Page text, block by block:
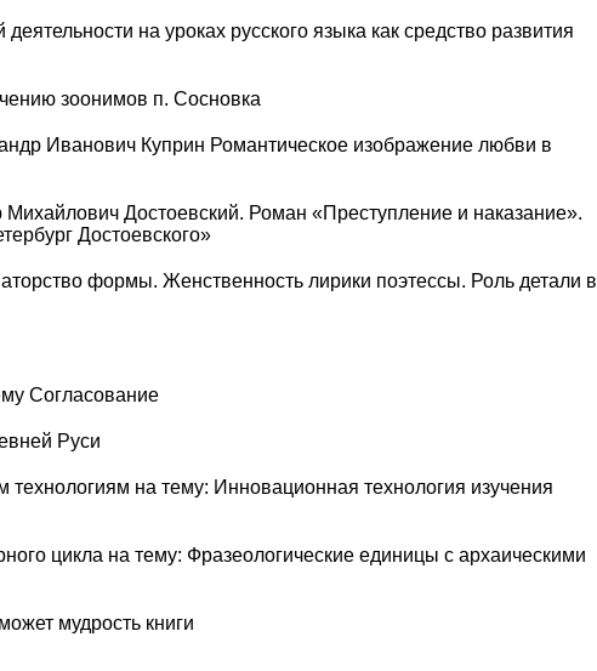
на уроках русского языка как средство развития
зоонимов п. Сосновка
Иванович Куприн Романтическое изображение любви в
Михайлович Достоевский. Роман «Преступление и наказание».
Достоевского»
формы. Женственность лирики поэтессы. Роль детали в
Согласование
Руси
на тему: Инновационная технология изучения
цикла на тему: Фразеологические единицы с архаическими
мудрость книги